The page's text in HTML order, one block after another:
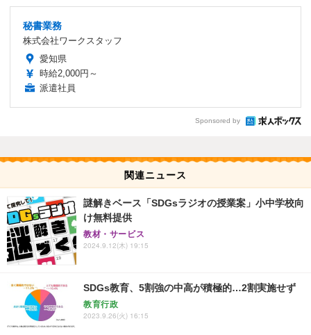
秘書業務
株式会社ワークスタッフ
愛知県
時給2,000円～
派遣社員
Sponsored by
関連ニュース
謎解きベース「SDGsラジオの授業案」小中学校向
け無料提供
教材・サービス
2024.9.12(木) 19:15
SDGs教育、5割強の中高が積極的…2割実施せず
教育行政
2023.9.26(火) 16:15